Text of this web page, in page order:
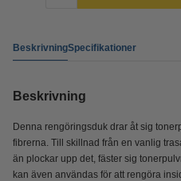
BeskrivningSpecifikationer
Beskrivning
Denna rengöringsduk drar åt sig
fibrerna. Till skillnad från en vanlig
än plockar upp det, fäster sig
kan även användas för att rengöra